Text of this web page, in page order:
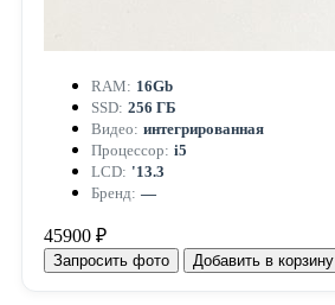
RAM: 16Gb
SSD: 256 ГБ
Видео: интегрированная
Процессор: i5
LCD: '13.3
Бренд: —
45900 ₽
Запросить фото Добавить в корзину